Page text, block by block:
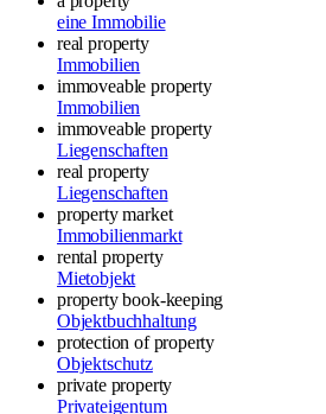
eine Immobilie
real property
Immobilien
immoveable property
Immobilien
immoveable property
Liegenschaften
real property
Liegenschaften
property market
Immobilienmarkt
rental property
Mietobjekt
property book-keeping
Objektbuchhaltung
protection of property
Objektschutz
private property
Privateigentum